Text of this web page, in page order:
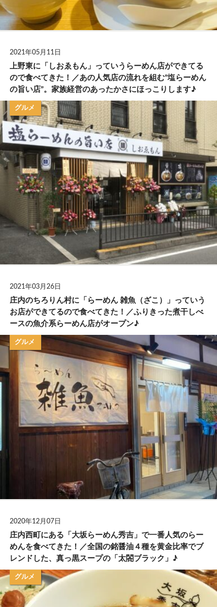
2021年05月11日
上野東に「しおゑもん」っていうらーめん店ができてる
ので食べてきた！／あの人気店の流れを組む”塩らーめん
の旨い店”。家族経営のあったかさにほっこりします♪
グルメ
2021年03月26日
庄内のちろりん村に「らーめん 雑魚（ざこ）」っていう
お店ができてるので食べてきた！／ふりきった煮干しべ
ースの魚介系らーめん店がオープン♪
グルメ
2020年12月07日
庄内西町にある「大坂らーめん秀吉」で一番人気のらー
めんを食べてきた！／全国の銘醤油４種を黄金比率でブ
レンドした、真っ黒スープの「太閤ブラック」♪
グルメ